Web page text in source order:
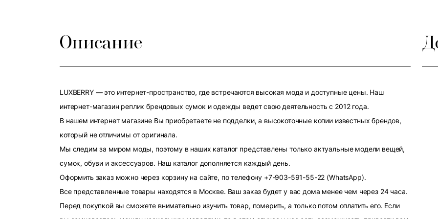
Описание
LUXBERRY — это интернет-пространство, где встречаются высокая мода и доступные цены. Наш
интернет-магазин реплик брендовых сумок и одежды ведет свою деятельность с 2012 года.
В нашем интернет магазине Вы приобретаете не подделки, а высокоточные копии известных брендов,
который не отличимы от оригинала.
Мы следим за миром моды, поэтому в наших каталог представлены только актуальные модели вещей,
сумок, обуви и аксессуаров. Наш каталог дополняется каждый день.
Оформить заказ можно через корзину на сайте, по телефону +7-903-591-55-22 (WhatsApp).
Все представленные товары находятся в Москве. Ваш заказ будет у вас дома менее чем через 24 часа.
Перед покупкой вы сможете внимательно изучить товар, померить, а только потом оплатить его. Если